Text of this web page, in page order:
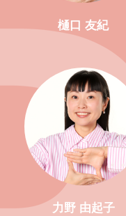
樋口 友紀
力野 由起子